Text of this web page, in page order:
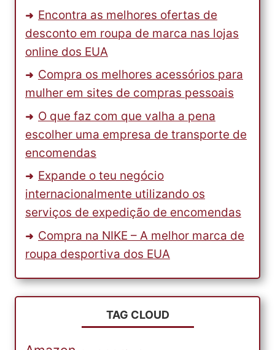
Encontra as melhores ofertas de
desconto em roupa de marca nas lojas
online dos EUA
Compra os melhores acessórios para
mulher em sites de compras pessoais
O que faz com que valha a pena
escolher uma empresa de transporte de
encomendas
Expande o teu negócio
internacionalmente utilizando os
serviços de expedição de encomendas
Compra na NIKE – A melhor marca de
roupa desportiva dos EUA
TAG CLOUD